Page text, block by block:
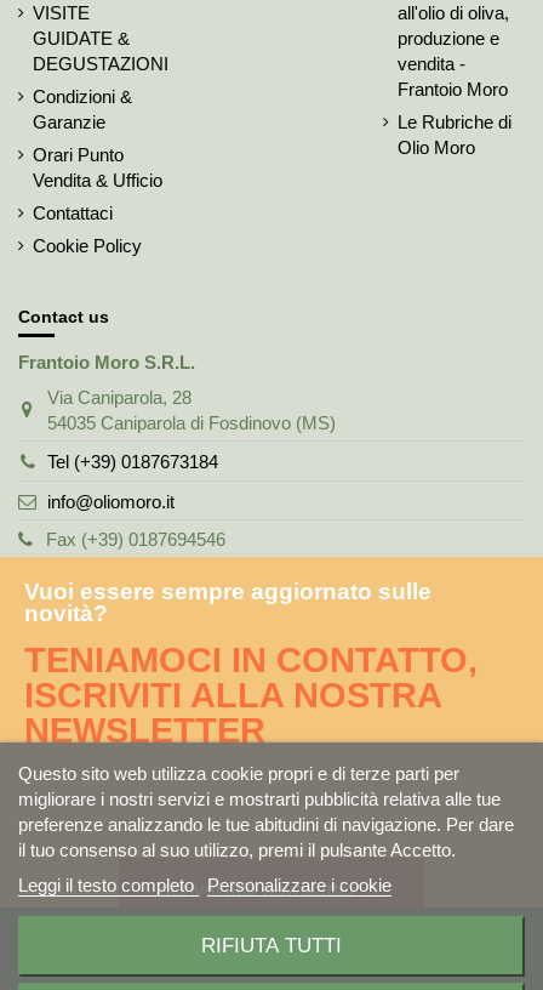
VISITE
GUIDATE &
DEGUSTAZIONI
Condizioni &
Garanzie
Orari Punto
Vendita & Ufficio
Contattaci
Cookie Policy
all'olio di oliva,
produzione e
vendita -
Frantoio Moro
Le Rubriche di
Olio Moro
Contact us
Frantoio Moro S.R.L.
Via Caniparola, 28
54035 Caniparola di Fosdinovo (MS)
Tel (+39) 0187673184
info@oliomoro.it
Fax (+39) 0187694546
Vuoi essere sempre aggiornato sulle
novità?
TENIAMOCI IN CONTATTO,
ISCRIVITI ALLA NOSTRA
NEWSLETTER
Iscriviti alla newsletter
Questo sito web utilizza cookie propri e di terze parti per
migliorare i nostri servizi e mostrarti pubblicità relativa alle tue
preferenze analizzando le tue abitudini di navigazione. Per dare
il tuo consenso al suo utilizzo, premi il pulsante Accetto.
Leggi il testo completo
Personalizzare i cookie
RIFIUTA TUTTI
Copyright©2016-2021 Frantoio Moro S.R.L P.IVA 01429310459